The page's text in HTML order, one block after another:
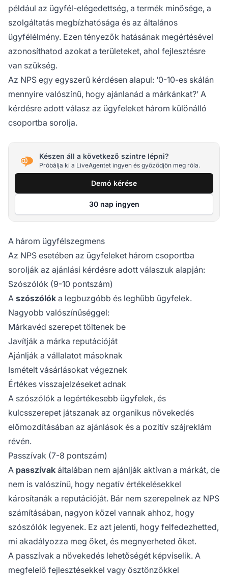
például az ügyfél-elégedettség, a termék minősége, a
szolgáltatás megbízhatósága és az általános
ügyfélélmény. Ezen tényezők hatásának megértésével
azonosíthatod azokat a területeket, ahol fejlesztésre
van szükség.
Az NPS egy egyszerű kérdésen alapul: ‘0-10-es skálán
mennyire valószínű, hogy ajánlanád a márkánkat?’ A
kérdésre adott válasz az ügyfeleket három különálló
csoportba sorolja.
Készen áll a következő szintre lépni?
Próbálja ki a LiveAgentet ingyen és győződjön meg róla.
Demó kérése
30 nap ingyen
A három ügyfélszegmens
Az NPS esetében az ügyfeleket három csoportba
sorolják az ajánlási kérdésre adott válaszuk alapján:
Szószólók (9-10 pontszám)
A szószólók a legbuzgóbb és leghűbb ügyfelek.
Nagyobb valószínűséggel:
Márkavéd szerepet töltenek be
Javítják a márka reputációját
Ajánlják a vállalatot másoknak
Ismételt vásárlásokat végeznek
Értékes visszajelzéseket adnak
A szószólók a legértékesebb ügyfelek, és
kulcsszerepet játszanak az organikus növekedés
előmozdításában az ajánlások és a pozitív szájreklám
révén.
Passzívak (7-8 pontszám)
A passzívak általában nem ajánlják aktívan a márkát, de
nem is valószínű, hogy negatív értékelésekkel
károsítanák a reputációját. Bár nem szerepelnek az NPS
számításában, nagyon közel vannak ahhoz, hogy
szószólók legyenek. Ez azt jelenti, hogy felfedezhetted,
mi akadályozza meg őket, és megnyerheted őket.
A passzívak a növekedés lehetőségét képviselik. A
megfelelő fejlesztésekkel vagy ösztönzőkkel